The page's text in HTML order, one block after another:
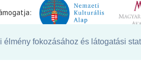
fokozásához és látogatási